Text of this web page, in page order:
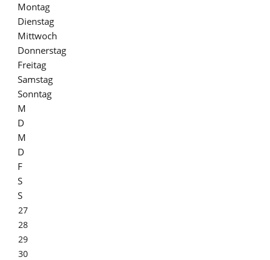
Montag
Dienstag
Mittwoch
Donnerstag
Freitag
Samstag
Sonntag
M
D
M
D
F
S
S
27
28
29
30